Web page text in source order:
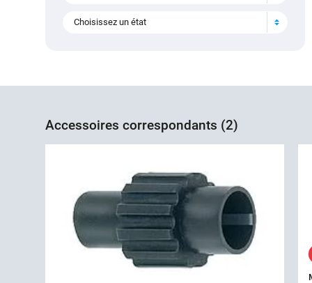
Choisissez un état
Accessoires correspondants (2)